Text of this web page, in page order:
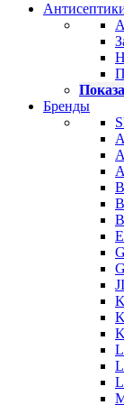
Бренды